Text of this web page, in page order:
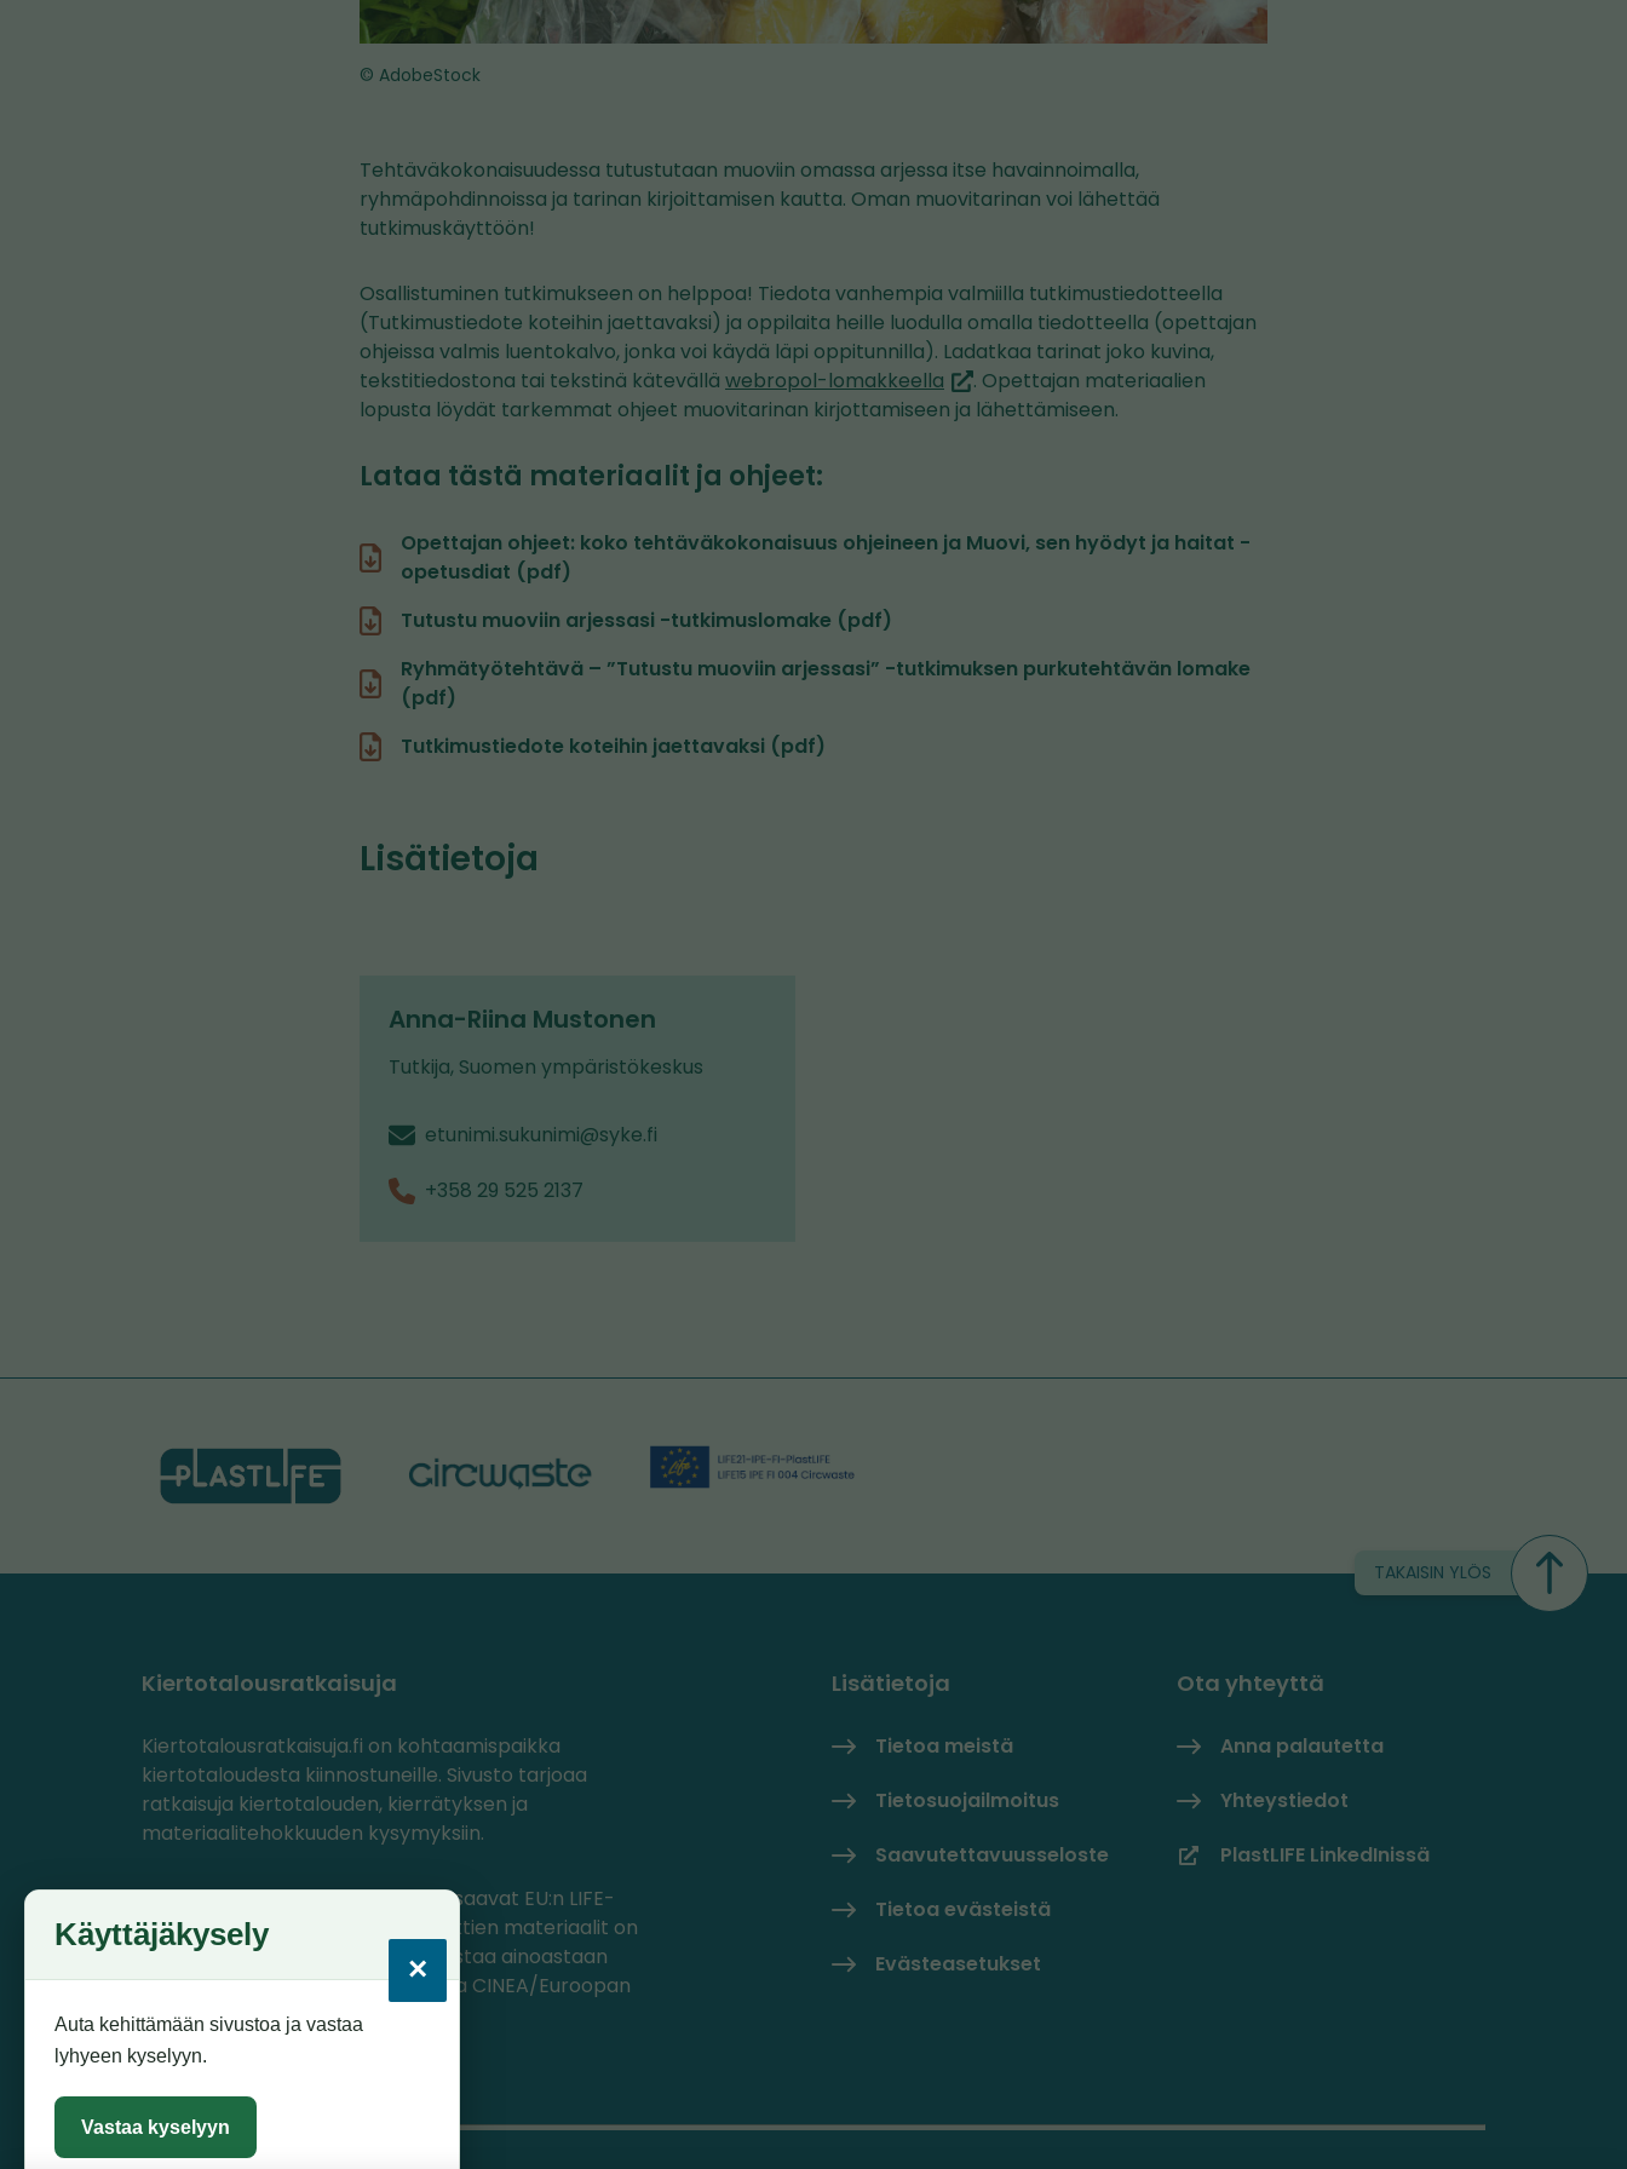
© AdobeStock
Tehtäväkokonaisuudessa tutustutaan muoviin omassa arjessa itse havainnoimalla,
ryhmäpohdinnoissa ja tarinan kirjoittamisen kautta. Oman muovitarinan voi lähettää
tutkimuskäyttöön!
Osallistuminen tutkimukseen on helppoa! Tiedota vanhempia valmiilla tutkimustiedotteella
(Tutkimustiedote koteihin jaettavaksi) ja oppilaita heille luodulla omalla tiedotteella (opettajan
ohjeissa valmis luentokalvo, jonka voi käydä läpi oppitunnilla). Ladatkaa tarinat joko kuvina,
tekstitiedostona tai tekstinä kätevällä webropol-lomakkeella (siirryt
toiseen
. Opettajan materiaalien
lopusta löydät tarkemmat ohjeet muovitarinan kirjottamiseen ja lähettämiseen.
Lataa tästä materiaalit ja ohjeet:
Opettajan ohjeet: koko tehtäväkokonaisuus ohjeineen ja Muovi, sen hyödyt ja haitat -
opetusdiat (pdf)
Tutustu muoviin arjessasi -tutkimuslomake (pdf)
Ryhmätyötehtävä – ”Tutustu muoviin arjessasi” -tutkimuksen purkutehtävän lomake
(pdf)
Tutkimustiedote koteihin jaettavaksi (pdf)
Lisätietoja
Anna-Riina Mustonen
Tutkija, Suomen ympäristökeskus
etunimi.sukunimi@syke.fi
+358 29 525 2137
TAKAISIN YLÖS
Kiertotalousratkaisuja
Kiertotalousratkaisuja.fi on kohtaamispaikka
kiertotaloudesta kiinnostuneille. Sivusto tarjoaa
ratkaisuja kiertotalouden, kierrätyksen ja
materiaalitehokkuuden kysymyksiin.
PlastLIFE- ja Circwaste-projektit saavat EU:n LIFE-
ohjelmasta rahoitusta, jolla projektien materiaalit on
tuotettu. Materiaalien sisältö edustaa ainoastaan
projektien omia näkemyksiä, joista CINEA/Euroopan
komissio ei ole vastuussa.
Lisätietoja
Tietoa meistä
Tietosuojailmoitus
Saavutettavuusseloste
Tietoa evästeistä
Evästeasetukset
Ota yhteyttä
Anna palautetta
Yhteystiedot
PlastLIFE LinkedInissä
Käyttäjäkysely
×
Auta kehittämään sivustoa ja vastaa
lyhyeen kyselyyn.
Vastaa kyselyyn